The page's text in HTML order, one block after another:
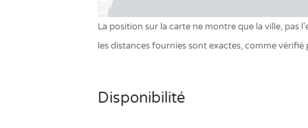
La position sur la carte ne montre que la ville, pas
les distances fournies sont exactes, comme vérifié
Disponibilité